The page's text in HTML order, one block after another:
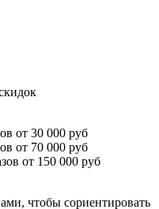
от 30 000 руб
от 70 000 руб
от 150 000 руб
чтобы сориентировать